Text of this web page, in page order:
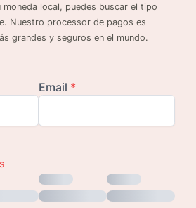
local, puedes buscar el tipo
Nuestro processor de pagos es
grandes y seguros en el mundo.